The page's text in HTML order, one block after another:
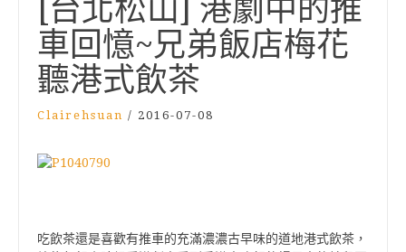
[台北松山] 港劇中的推
車回憶~兄弟飯店梅花
聽港式飲茶
Clairehsuan / 2016-07-08
吃飲茶還是喜歡有推車的充滿濃濃古早味的道地港式飲茶，